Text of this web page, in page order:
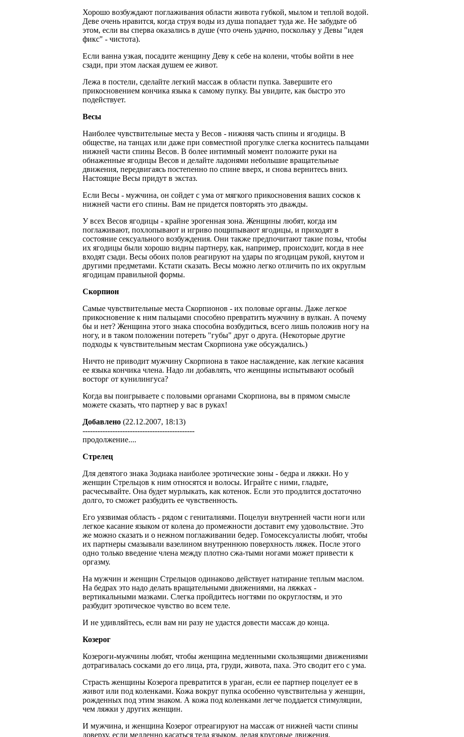
Хорошо возбуждают поглаживания области живота губкой, мылом и теплой водой.
Деве очень нравится, когда струя воды из душа попадает туда же. Не забудьте об
этом, если вы сперва оказались в душе (что очень удачно, поскольку у Девы "идея
фикс" - чистота).
Если ванна узкая, посадите женщину Деву к себе на колени, чтобы войти в нее
сзади, при этом лаская душем ее живот.
Лежа в постели, сделайте легкий массаж в области пупка. Завершите его
прикосновением кончика языка к самому пупку. Вы увидите, как быстро это
подействует.
Весы
Наиболее чувствительные места у Весов - нижняя часть спины и ягодицы. В
обществе, на танцах или даже при совместной прогулке слегка коснитесь пальцами
нижней части спины Весов. В более интимный момент положите руки на
обнаженные ягодицы Весов и делайте ладонями небольшие вращательные
движения, передвигаясь постепенно по спине вверх, и снова вернитесь вниз.
Настоящие Весы придут в экстаз.
Если Весы - мужчина, он сойдет с ума от мягкого прикосновения ваших сосков к
нижней части его спины. Вам не придется повторять это дважды.
У всех Весов ягодицы - крайне эрогенная зона. Женщины любят, когда им
поглаживают, похлопывают и игриво пощипывают ягодицы, и приходят в
состояние сексуального возбуждения. Они также предпочитают такие позы, чтобы
их ягодицы были хорошо видны партнеру, как, например, происходит, когда в нее
входят сзади. Весы обоих полов реагируют на удары по ягодицам рукой, кнутом и
другими предметами. Кстати сказать. Весы можно легко отличить по их округлым
ягодицам правильной формы.
Скорпион
Самые чувствительные места Скорпионов - их половые органы. Даже легкое
прикосновение к ним пальцами способно превратить мужчину в вулкан. А почему
бы и нет? Женщина этого знака способна возбудиться, всего лишь положив ногу на
ногу, и в таком положении потереть "губы" друг о друга. (Некоторые другие
подходы к чувствительным местам Скорпиона уже обсуждались.)
Ничто не приводит мужчину Скорпиона в такое наслаждение, как легкие касания
ее языка кончика члена. Надо ли добавлять, что женщины испытывают особый
восторг от кунилингуса?
Когда вы поигрываете с половыми органами Скорпиона, вы в прямом смысле
можете сказать, что партнер у вас в руках!
Добавлено (22.12.2007, 18:13)
---------------------------------------------
продолжение....
Стрелец
Для девятого знака Зодиака наиболее эротические зоны - бедра и ляжки. Но у
женщин Стрельцов к ним относятся и волосы. Играйте с ними, гладьте,
расчесывайте. Она будет мурлыкать, как котенок. Если это продлится достаточно
долго, то сможет разбудить ее чувственность.
Его уязвимая область - рядом с гениталиями. Поцелуи внутренней части ноги или
легкое касание языком от колена до промежности доставит ему удовольствие. Это
же можно сказать и о нежном поглаживании бедер. Гомосексуалисты любят, чтобы
их партнеры смазывали вазелином внутреннюю поверхность ляжек. После этого
одно только введение члена между плотно сжа-тыми ногами может привести к
оргазму.
На мужчин и женщин Стрельцов одинаково действует натирание теплым маслом.
На бедрах это надо делать вращательными движениями, на ляжках -
вертикальными мазками. Слегка пройдитесь ногтями по округлостям, и это
разбудит эротическое чувство во всем теле.
И не удивляйтесь, если вам ни разу не удастся довести массаж до конца.
Козерог
Козероги-мужчины любят, чтобы женщина медленными скользящими движениями
дотрагивалась сосками до его лица, рта, груди, живота, паха. Это сводит его с ума.
Страсть женщины Козерога превратится в ураган, если ее партнер поцелует ее в
живот или под коленками. Кожа вокруг пупка особенно чувствительна у женщин,
рожденных под этим знаком. А кожа под коленками легче поддается стимуляции,
чем ляжки у других женщин.
И мужчина, и женщина Козерог отреагируют на массаж от нижней части спины
доверху, если медленно касаться тела языком, делая круговые движения.